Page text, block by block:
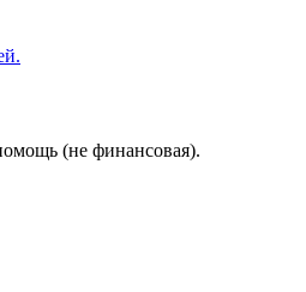
(не финансовая).